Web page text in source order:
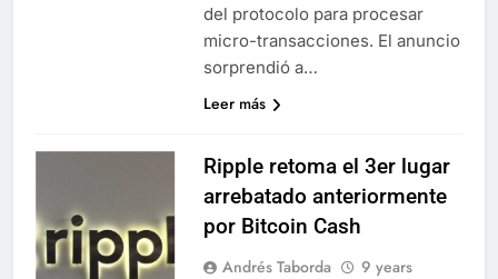
del protocolo para procesar
micro-transacciones. El anuncio
sorprendió a…
Leer más
Ripple retoma el 3er lugar
arrebatado anteriormente
por Bitcoin Cash
Andrés Taborda
9 years